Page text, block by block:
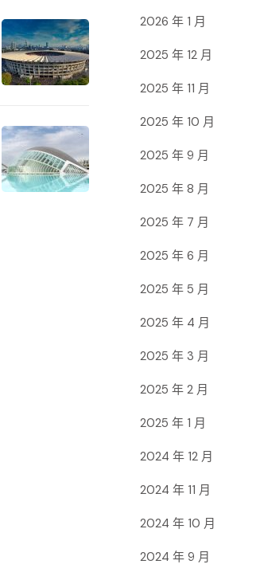
2026 年 1 月
2025 年 12 月
2025 年 11 月
2025 年 10 月
2025 年 9 月
2025 年 8 月
2025 年 7 月
2025 年 6 月
2025 年 5 月
2025 年 4 月
2025 年 3 月
2025 年 2 月
2025 年 1 月
2024 年 12 月
2024 年 11 月
2024 年 10 月
2024 年 9 月